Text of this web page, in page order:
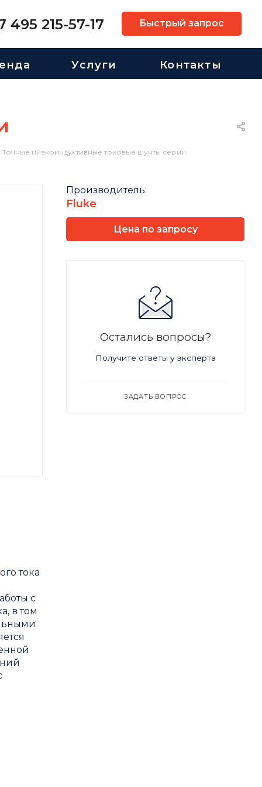
495 215-57-17 Быстрый запрос
Услуги Контакты
Точные низкоиндуктивные токовые шунты серии
тока
с
в том
Производитель:
Fluke
Цена по запросу
Остались вопросы?
Получите ответы у эксперта
ЗАДАТЬ ВОПРОС